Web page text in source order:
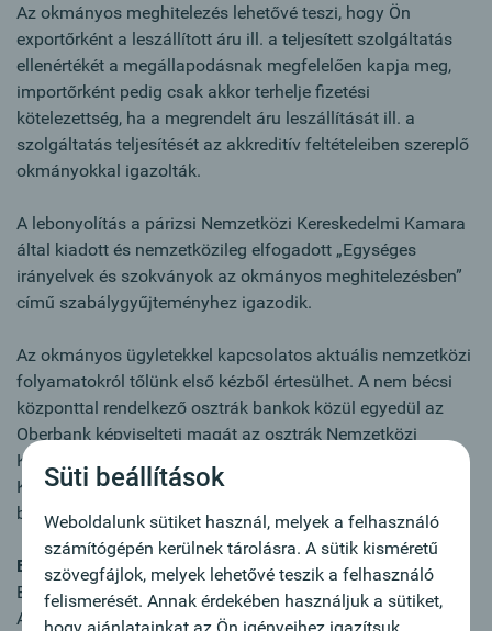
Az okmányos meghitelezés lehetővé teszi, hogy Ön
exportőrként a leszállított áru ill. a teljesített szolgáltatás
ellenértékét a megállapodásnak megfelelően kapja meg,
importőrként pedig csak akkor terhelje fizetési
kötelezettség, ha a megrendelt áru leszállítását ill. a
szolgáltatás teljesítését az akkreditív feltételeiben szereplő
okmányokkal igazolták.
A lebonyolítás a párizsi Nemzetközi Kereskedelmi Kamara
által kiadott és nemzetközileg elfogadott „Egységes
irányelvek és szokványok az okmányos meghitelezésben”
című szabálygyűjteményhez igazodik.
Az okmányos ügyletekkel kapcsolatos aktuális nemzetközi
folyamatokról tőlünk első kézből értesülhet. A nem bécsi
központtal rendelkező osztrák bankok közül egyedül az
Oberbank képviselteti magát az osztrák Nemzetközi
Kereskedelmi Kamara (ICC Austria, a párizsi Nemzetközi
Kereskedelmi Kamara társszervezete) szakértői
bizottságában.
Export akkreditív
Előnyök az Ön számára:
Az akkreditívet nyitó bank az Ön javára visszavonhatatlan
Süti beállítások
Weboldalunk sütiket használ, melyek a felhasználó
számítógépén kerülnek tárolásra. A sütik kisméretű
szövegfájlok, melyek lehetővé teszik a felhasználó
felismerését. Annak érdekében használjuk a sütiket,
hogy ajánlatainkat az Ön igényeihez igazítsuk,